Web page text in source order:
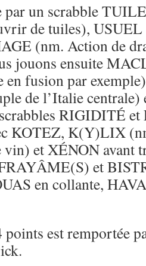
par un scrabble
de tuiles), USUEL
(nm. Action de
jouons ensuite
en fusion par
de l’Italie
RIGIDITÉ
KOTEZ, K(Y)LIX
et XÉNON avant
et
en collante,
est remportée